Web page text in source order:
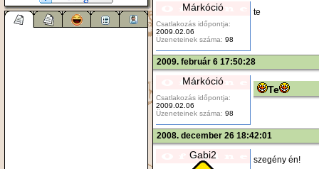
Márkóció
Csatlakozás időpontja:
2009.02.06
Üzeneteinek száma: 98
te
2009. február 6 17:50:28
Márkóció
Csatlakozás időpontja:
2009.02.06
Üzeneteinek száma: 98
Te
2008. december 26 18:42:01
Gabi2 szegény én!